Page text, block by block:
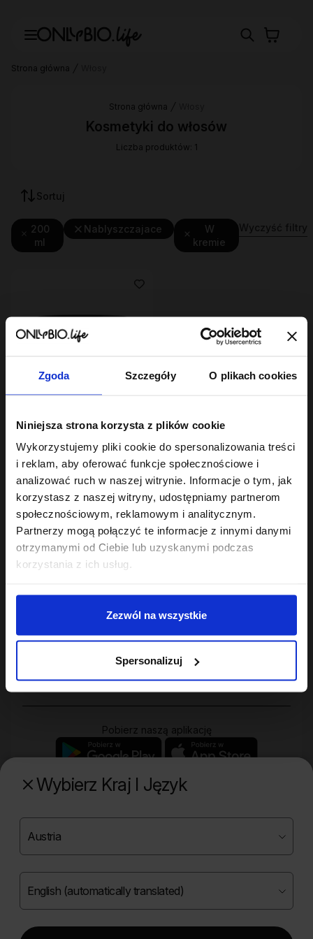
Zgoda Szczegóły O plikach cookies
Niniejsza strona korzysta z plików cookie
Wykorzystujemy pliki cookie do spersonalizowania treści
i reklam, aby oferować funkcje społecznościowe i
analizować ruch w naszej witrynie. Informacje o tym, jak
korzystasz z naszej witryny, udostępniamy partnerom
społecznościowym, reklamowym i analitycznym.
Partnerzy mogą połączyć te informacje z innymi danymi
otrzymanymi od Ciebie lub uzyskanymi podczas
korzystania z ich usług.
Zezwól na wszystkie
Spersonalizuj
Wybierz Kraj I Język
Strona główna
Strona główna
Kosmetyki do włosów
Liczba produktów: 1
Sortuj
200
ml
Nablyszczajace
W
kremie
Maska do laminacji
22,49 zł
Najniższa cena z 30 dni przed
Sklep
Twoje konto
Pobierz naszą aplikację
Poznaj naszą drugą markę